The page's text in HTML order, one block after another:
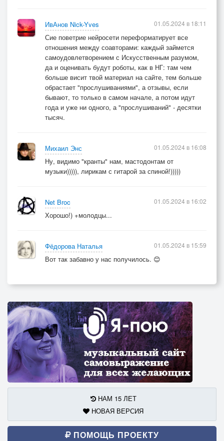
ИвАнов Nick-Yves
Сие поветрие нейросети переформатирует все
отношения между соавторами: каждый займется
самоудовлетворением с Искусственным разумом,
да и оценивать будут роботы, как в НГ: там чем
больше висит твой материал на сайте, тем больше
обрастает "прослушиваниями", а отзывы, если
бывают, то только в самом начале, а потом идут
года и уже ни одного, а "прослушиваний" - десятки
тысяч.
01.05.2024 в 18:11
Михаил Энс
Ну, видимо "кранты" нам, мастодонтам от
музыки))))), лирикам с гитарой за спиной!)))))
01.05.2024 в 16:08
Net Broc
Хорошо!) +молодцы...
01.05.2024 в 16:02
Фёдорова Наталья
Вот так забавно у нас получилось. 😊
01.05.2024 в 15:59
НАМ 15 ЛЕТ
НОВАЯ ВЕРСИЯ
ПОМОЩЬ ПРОЕКТУ